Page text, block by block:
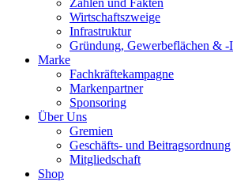
Zahlen und Fakten
Wirtschaftszweige
Infrastruktur
Gründung, Gewerbeflächen & -
Marke
Fachkräftekampagne
Markenpartner
Sponsoring
Über Uns
Gremien
Geschäfts- und Beitragsordnung
Mitgliedschaft
Shop